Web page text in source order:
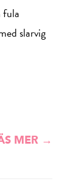
fula
slarvig
MER →